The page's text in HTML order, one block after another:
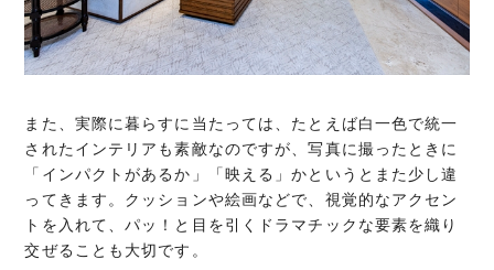
また、実際に暮らすに当たっては、たとえば白一色で統一
されたインテリアも素敵なのですが、写真に撮ったときに
「インパクトがあるか」「映える」かというとまた少し違
ってきます。クッションや絵画などで、視覚的なアクセン
トを入れて、パッ！と目を引くドラマチックな要素を織り
交ぜることも大切です。